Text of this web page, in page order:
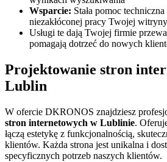
Wsparcie: Stała pomoc
niezakłóconej pracy Twojej
Usługi te dają Twojej firmie
pomagają dotrzeć do nowych
Projektowanie stron
Lublin
W ofercie DKRONOS znajdziesz
stron internetowych w Lublinie.
łączą estetykę z funkcjonalnością,
klientów. Każda strona jest unikalna i
specyficznych potrzeb naszych klientów.